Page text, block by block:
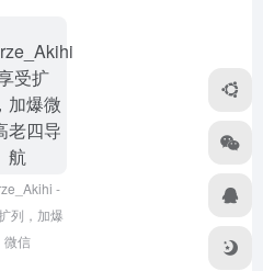
-
列，加爆
微信